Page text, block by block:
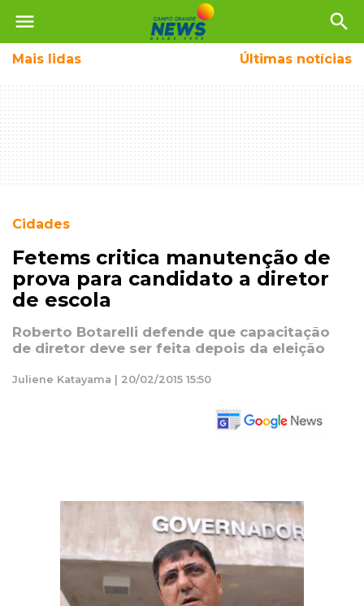
menu search
Mais lidas Últimas notícias
Cidades
Fetems critica manutenção de
prova para candidato a diretor
de escola
Roberto Botarelli defende que capacitação
de diretor deve ser feita depois da eleição
Juliene Katayama | 20/02/2015 15:50